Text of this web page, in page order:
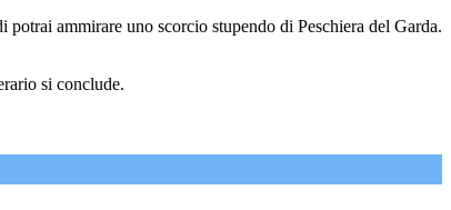
ammirare uno scorcio stupendo di Peschiera del Garda.
si conclude.